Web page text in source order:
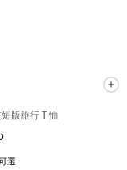
版旅行 T 恤
選